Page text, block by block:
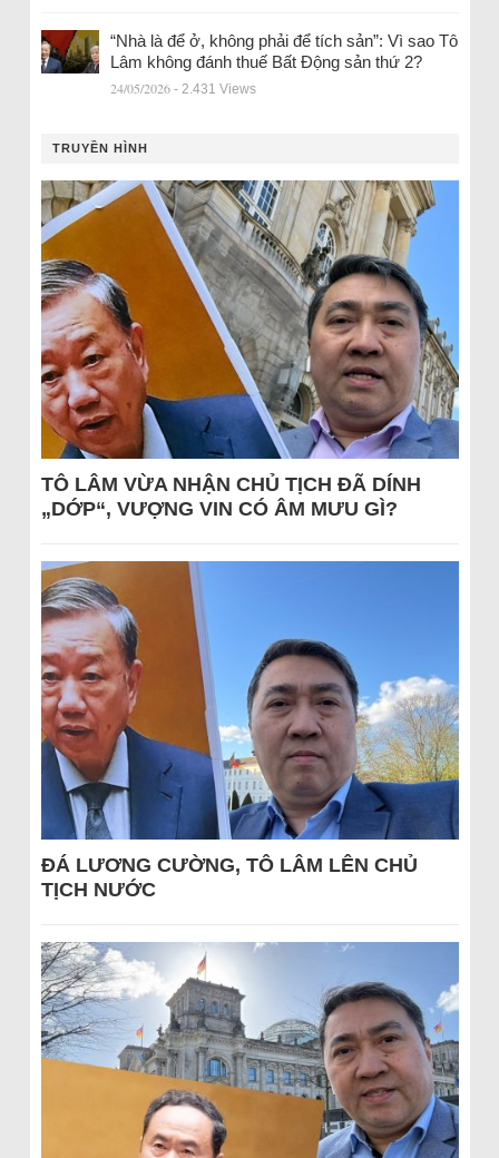
“Nhà là để ở, không phải để tích sản”: Vì sao Tô
Lâm không đánh thuế Bất Động sản thứ 2?
24/05/2026 - 2.431 Views
TRUYỀN HÌNH
TÔ LÂM VỪA NHẬN CHỦ TỊCH ĐÃ DÍNH
„DỚP“, VƯỢNG VIN CÓ ÂM MƯU GÌ?
ĐÁ LƯƠNG CƯỜNG, TÔ LÂM LÊN CHỦ
TỊCH NƯỚC